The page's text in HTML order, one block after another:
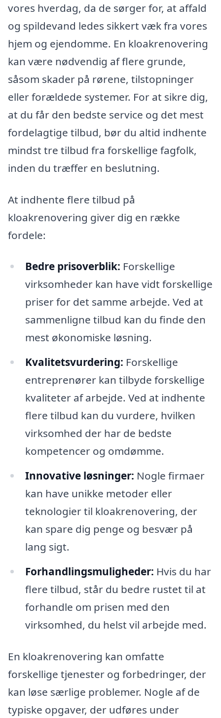
vores hverdag, da de sørger for, at affald
og spildevand ledes sikkert væk fra vores
hjem og ejendomme. En kloakrenovering
kan være nødvendig af flere grunde,
såsom skader på rørene, tilstopninger
eller forældede systemer. For at sikre dig,
at du får den bedste service og det mest
fordelagtige tilbud, bør du altid indhente
mindst tre tilbud fra forskellige fagfolk,
inden du træffer en beslutning.
At indhente flere tilbud på
kloakrenovering giver dig en række
fordele:
Bedre prisoverblik: Forskellige
virksomheder kan have vidt forskellige
priser for det samme arbejde. Ved at
sammenligne tilbud kan du finde den
mest økonomiske løsning.
Kvalitetsvurdering: Forskellige
entreprenører kan tilbyde forskellige
kvaliteter af arbejde. Ved at indhente
flere tilbud kan du vurdere, hvilken
virksomhed der har de bedste
kompetencer og omdømme.
Innovative løsninger: Nogle firmaer
kan have unikke metoder eller
teknologier til kloakrenovering, der
kan spare dig penge og besvær på
lang sigt.
Forhandlingsmuligheder: Hvis du har
flere tilbud, står du bedre rustet til at
forhandle om prisen med den
virksomhed, du helst vil arbejde med.
En kloakrenovering kan omfatte
forskellige tjenester og forbedringer, der
kan løse særlige problemer. Nogle af de
typiske opgaver, der udføres under